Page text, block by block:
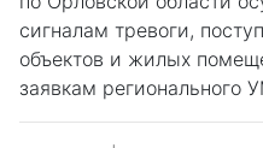
сигналам тревоги,
объектов и жилых
заявкам регионального